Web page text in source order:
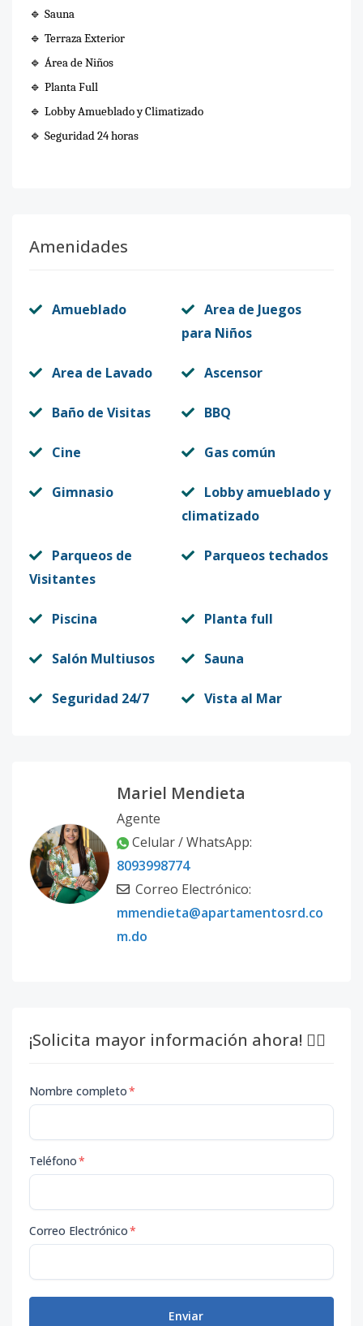
🔹 Sauna
🔹 Terraza Exterior
🔹 Área de Niños
🔹 Planta Full
🔹 Lobby Amueblado y Climatizado
🔹 Seguridad 24 horas
Amenidades
Amueblado
Area de Juegos
para Niños
Area de Lavado Ascensor
Baño de Visitas BBQ
Cine Gas común
Gimnasio
Lobby amueblado y
climatizado
Parqueos de
Visitantes
Parqueos techados
Piscina Planta full
Salón Multiusos Sauna
Seguridad 24/7 Vista al Mar
Mariel Mendieta
Agente
Celular / WhatsApp:
8093998774
Correo Electrónico:
mmendieta@apartamentosrd.co
m.do
¡Solicita mayor información ahora! 👇🏽
Nombre completo*
Teléfono*
Correo Electrónico*
Enviar